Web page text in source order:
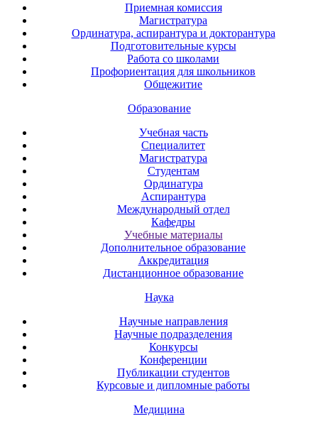
Приемная комиссия
Магистратура
Ординатура, аспирантура и докторантура
Подготовительные курсы
Работа со школами
Профориентация для школьников
Общежитие
Образование
Учебная часть
Специалитет
Магистратура
Студентам
Ординатура
Аспирантура
Международный отдел
Кафедры
Учебные материалы
Дополнительное образование
Аккредитация
Дистанционное образование
Наука
Научные направления
Научные подразделения
Конкурсы
Конференции
Публикации студентов
Курсовые и дипломные работы
Медицина